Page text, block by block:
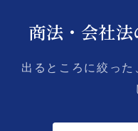
商法・会社
出るところに絞っ